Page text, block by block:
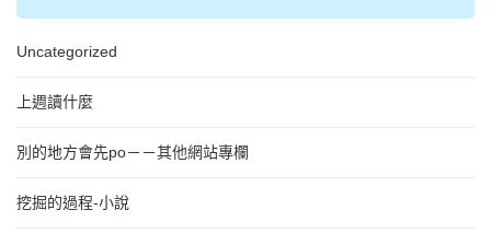
Uncategorized
上週讀什麼
別的地方會先po－－其他網站專欄
挖掘的過程-小說